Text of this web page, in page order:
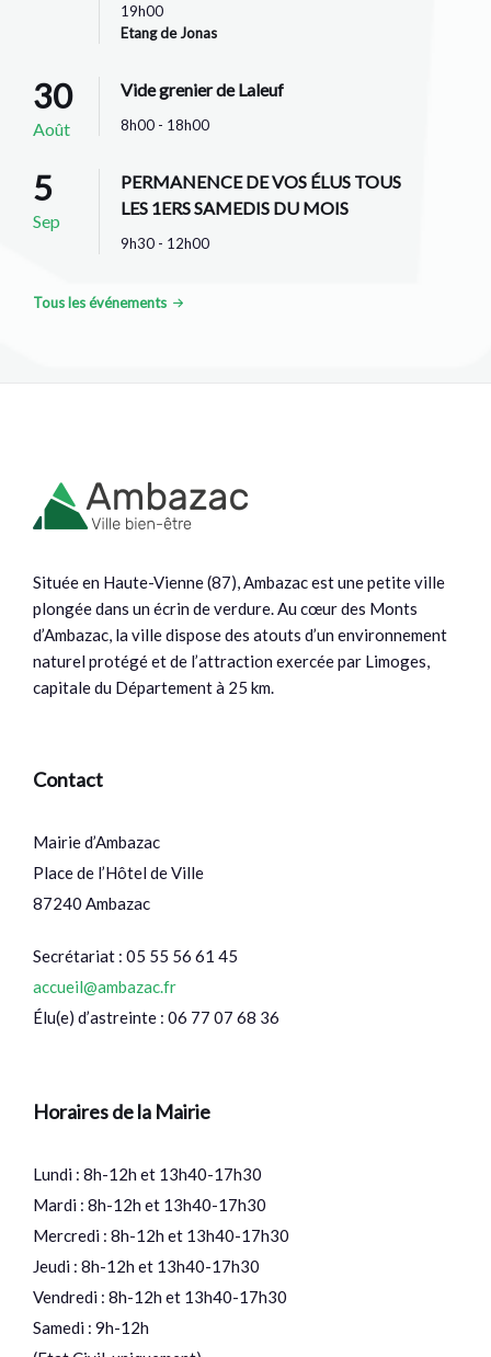
19h00
Etang de Jonas
30
Août
Vide grenier de Laleuf
8h00 - 18h00
5
Sep
PERMANENCE DE VOS ÉLUS TOUS
LES 1ERS SAMEDIS DU MOIS
9h30 - 12h00
Tous les événements
Située en Haute-Vienne (87), Ambazac est une petite ville
plongée dans un écrin de verdure. Au cœur des Monts
d’Ambazac, la ville dispose des atouts d’un environnement
naturel protégé et de l’attraction exercée par Limoges,
capitale du Département à 25 km.
Contact
Mairie d’Ambazac
Place de l’Hôtel de Ville
87240 Ambazac
Secrétariat : 05 55 56 61 45
accueil@ambazac.fr
Élu(e) d’astreinte : 06 77 07 68 36
Horaires de la Mairie
Lundi : 8h-12h et 13h40-17h30
Mardi : 8h-12h et 13h40-17h30
Mercredi : 8h-12h et 13h40-17h30
Jeudi : 8h-12h et 13h40-17h30
Vendredi : 8h-12h et 13h40-17h30
Samedi : 9h-12h